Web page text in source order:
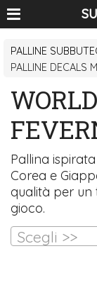
PALLINE
PALLINE DECALS
Pallina
Corea e
qualità per un
gioco.
Scegli >>